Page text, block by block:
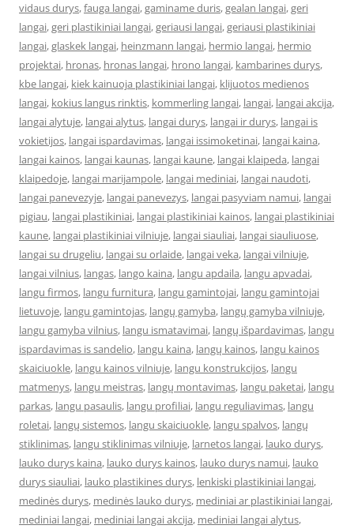
vidaus durys,fauga langai,gaminame duris,gealan langai,geri
langai,geri plastikiniai langai,geriausi langai,geriausi plastikiniai
langai,glaskek langai, heinzmann langai, hermio langai, hermio
projektai, hronas, hronas langai, hrono langai, kambarines durys,
kbe langai, kiek kainuoja plastikiniai langai, klijuotos medienos
langai, kokius langus rinktis, kommerling langai, langai, langai akcija,
langai alytuje, langai alytus, langai durys, langai ir durys, langai is
vokietijos, langai ispardavimas, langai issimoketinai, langai kaina,
langai kainos, langai kaunas, langai kaune, langai klaipeda, langai
klaipedoje, langai marijampole, langai mediniai, langai naudoti,
langai panevezyje, langai panevezys, langai pasyviam namui, langai
pigiau, langai plastikiniai, langai plastikiniai kainos, langai plastikiniai
kaune, langai plastikiniai vilniuje, langai siauliai, langai siauliuose,
langai su drugeliu, langai su orlaide, langai veka, langai vilniuje,
langai vilnius, langas, lango kaina, langu apdaila, langu apvadai,
langu firmos, langu furnitura, langu gamintojai, langu gamintojai
lietuvoje, langu gamintojas, langų gamyba, langų gamyba vilniuje,
langu gamyba vilnius, langu ismatavimai, langų išpardavimas, langu
ispardavimas is sandelio, langu kaina, langų kainos, langu kainos
skaiciuokle, langu kainos vilniuje, langu konstrukcijos, langu
matmenys, langu meistras, langų montavimas, langu paketai, langu
parkas, langu pasaulis, langu profiliai, langu reguliavimas, langu
roletai, langų sistemos, langu skaiciuokle, langu spalvos, langų
stiklinimas, langu stiklinimas vilniuje, larnetos langai, lauko durys,
lauko durys kaina, lauko durys kainos, lauko durys namui, lauko
durys siauliai, lauko plastikines durys, lenkiski plastikiniai langai,
medinės durys, medinės lauko durys, mediniai ar plastikiniai langai,
mediniai langai, mediniai langai akcija, mediniai langai alytus,